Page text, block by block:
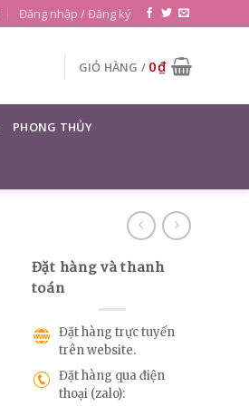
Đăng nhập / Đăng ký
GIỎ HÀNG / 0₫
PHONG THỦY
Đặt hàng và thanh
toán
Đặt hàng trực tuyến
trên website.
Đặt hàng qua điện
thoại (zalo):